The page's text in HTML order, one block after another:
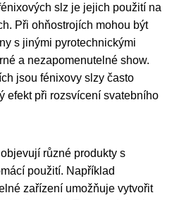
slz je jejich použití na
Při ohňostrojích mohou být
s jinými pyrotechnickými
a nezapomenutelné show.
jsou fénixovy slzy často
efekt při rozsvícení svatebního
různé produkty s
použití. Například
zařízení umožňuje vytvořit